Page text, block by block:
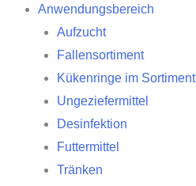
Anwendungsbereich
Aufzucht
Fallensortiment
Kükenringe im Sortiment
Ungeziefermittel
Desinfektion
Futtermittel
Tränken